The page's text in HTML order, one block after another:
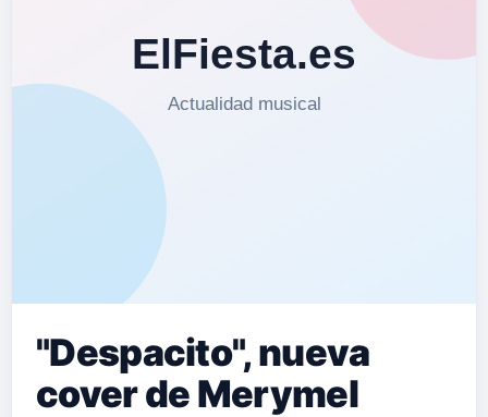
"Despacito", nueva
cover de Merymel